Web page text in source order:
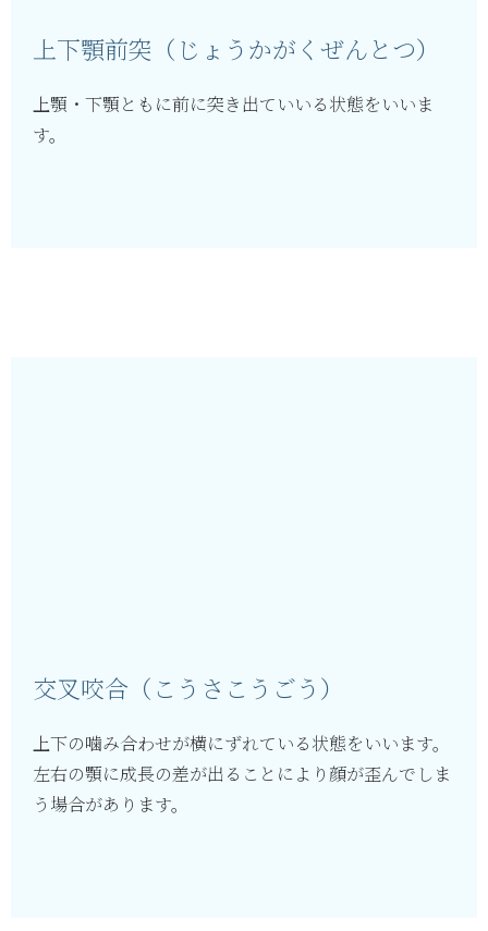
上下顎前突（じょうかがくぜんとつ）
上顎・下顎ともに前に突き出ていいる状態をいいま
す。
交叉咬合（こうさこうごう）
上下の噛み合わせが横にずれている状態をいいます。
左右の顎に成長の差が出ることにより顔が歪んでしま
う場合があります。